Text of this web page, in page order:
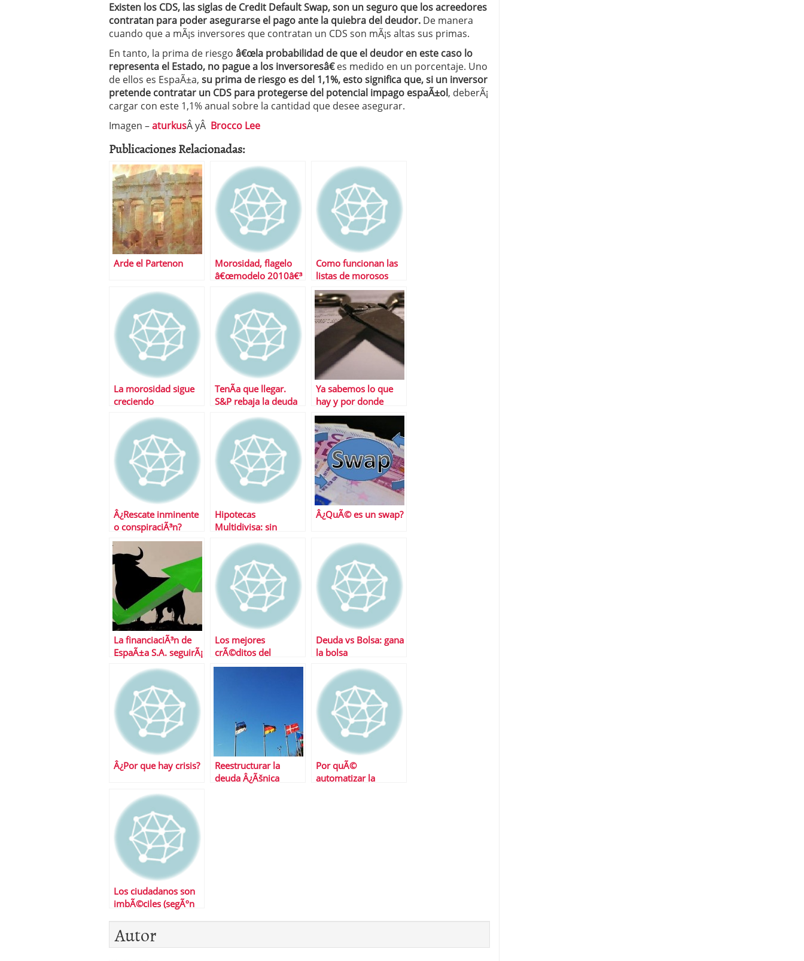
Existen los CDS, las siglas de Credit Default Swap, son un seguro que los acreedores
contratan para poder asegurarse el pago ante la quiebra del deudor. De manera
cuando que a mÃ¡s inversores que contratan un CDS son mÃ¡s altas sus primas.
En tanto, la prima de riesgo â€œla probabilidad de que el deudor en este caso lo
representa el Estado, no pague a los inversoresâ€es medido en un porcentaje. Uno
de ellos es EspaÃ±a, su prima de riesgo es del 1,1%, esto significa que, si un inversor
pretende contratar un CDS para protegerse del potencial impago espaÃ±ol, deberÃ¡
cargar con este 1,1% anual sobre la cantidad que desee asegurar.
Imagen –aturkusÂ yÂ Brocco Lee
Publicaciones Relacionadas:
Arde el Partenon
Morosidad, flagelo
â€œmodelo 2010â€³
Como funcionan las
listas de morosos
La morosidad sigue
creciendo
TenÃ­a que llegar.
S&P rebaja la deuda
Ya sabemos lo que
hay y por donde
vendrÃ¡ el recorte de
gastos
Â¿Rescate inminente
o conspiraciÃ³n?
Hipotecas
Multidivisa: sin
actualidad
Â¿QuÃ© es un swap?
La financiaciÃ³n de
EspaÃ±a S.A. seguirÃ¡
despuÃ©s de verano
Los mejores
crÃ©ditos del
mercado
Deuda vs Bolsa: gana
la bolsa
Â¿Por que hay crisis?
Reestructurar la
deuda Â¿Ãšnica
Por quÃ©
automatizar la
Los ciudadanos son
imbÃ©ciles (segÃºn
Becerra)
Autor